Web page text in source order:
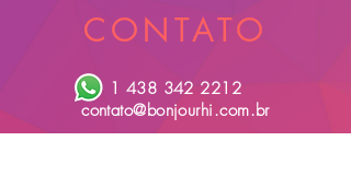
CONTATO
1 438 342 2212
contato@bonjourhi.com.br